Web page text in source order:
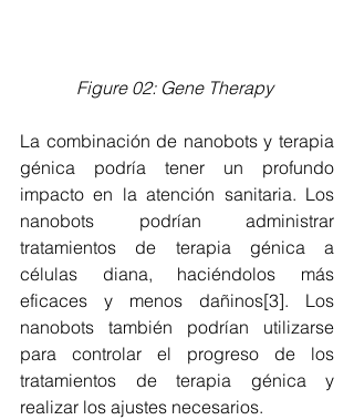
Figure 02: Gene Therapy
La combinación de nanobots y terapia
génica podría tener un profundo
impacto en la atención sanitaria. Los
nanobots podrían administrar
tratamientos de terapia génica a
células diana, haciéndolos más
eficaces y menos dañinos[3]. Los
nanobots también podrían utilizarse
para controlar el progreso de los
tratamientos de terapia génica y
realizar los ajustes necesarios.